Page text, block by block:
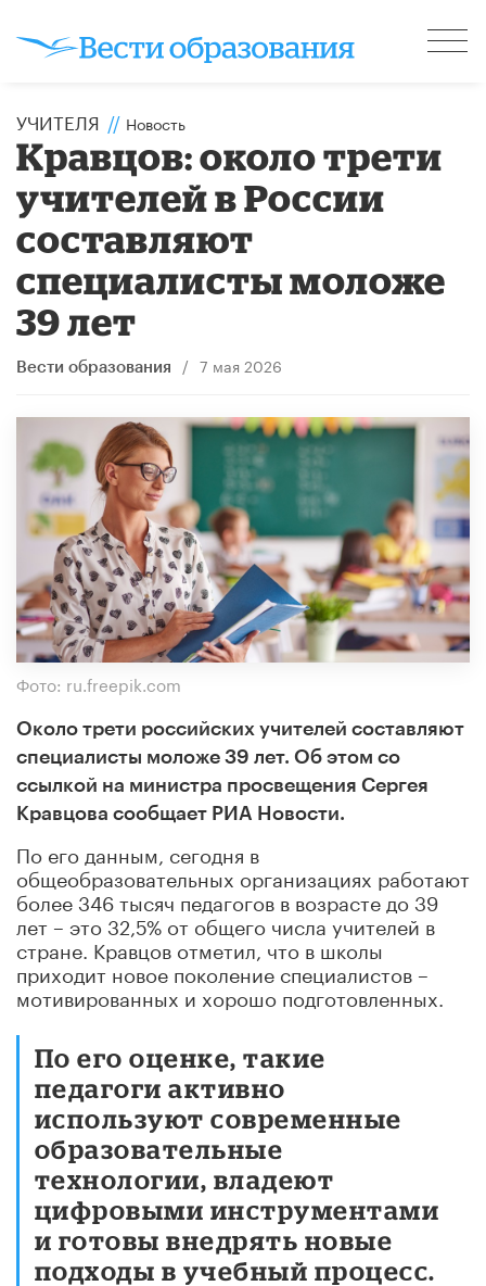
УЧИТЕЛЯ // Новость
Кравцов: около трети
учителей в России
составляют
специалисты моложе
39 лет
Вести образования / 7 мая 2026
Фото: ru.freepik.com
Около трети российских учителей составляют
специалисты моложе 39 лет. Об этом со
ссылкой на министра просвещения Сергея
Кравцова сообщает РИА Новости.
По его данным, сегодня в
общеобразовательных организациях работают
более 346 тысяч педагогов в возрасте до 39
лет – это 32,5% от общего числа учителей в
стране. Кравцов отметил, что в школы
приходит новое поколение специалистов –
мотивированных и хорошо подготовленных.
По его оценке, такие
педагоги активно
используют современные
образовательные
технологии, владеют
цифровыми инструментами
и готовы внедрять новые
подходы в учебный процесс.